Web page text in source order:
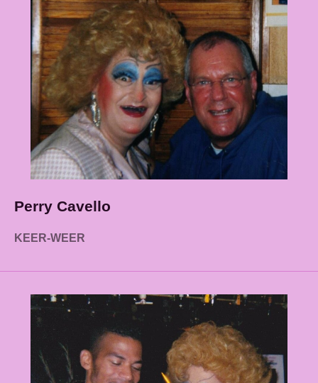
Perry Cavello
KEER-WEER